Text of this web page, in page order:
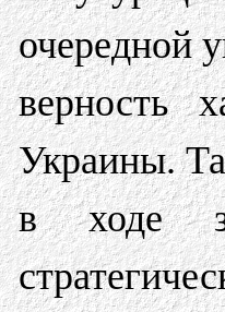
очередной
верность
Украины.
в ходе